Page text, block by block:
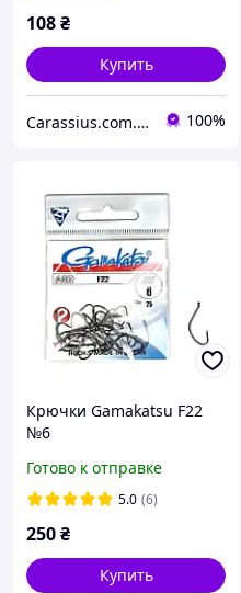
108₴
Купить
Carassius.com.ua - все для рыбалки 100%
Крючки Gamakatsu F22
№6
Готово к отправке
5.0 (6)
250₴
Купить